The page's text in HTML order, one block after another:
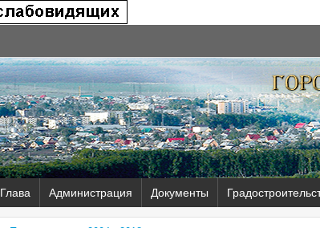
Глава Администрация Документы